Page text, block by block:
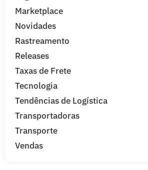
Marketplace
Novidades
Rastreamento
Releases
Taxas de Frete
Tecnologia
Tendências de Logística
Transportadoras
Transporte
Vendas